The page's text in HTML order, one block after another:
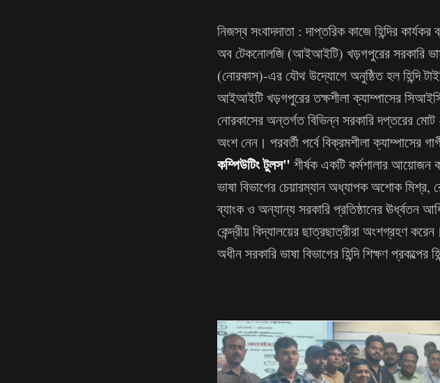
নিজস্ব সংবাদদাতা : দাপ্তরিক কাজে হিন্দির কার্যকর
অব টেকনোলজি (আইআইটি) খড়গপুরের সরকারি
(নোরকাস)-এর যৌথ উদ্যোগে অনুষ্ঠিত হল হিন্দি
আইআইটি খড়গপুরের তক্ষশীলা ক্যাম্পাসের
নোরকাসের অন্তর্গত বিভিন্ন সরকারি দপ্তরের মোট
অংশ নেন। পরবর্তী পর্বে বিক্রমশীলা ক্যাম্পাসের
কম্পিউটিং টুলস" শীর্ষক একটি কর্মশালার
ভাষা বিভাগের চেয়ারম্যান অধ্যাপক অশোক মিশ্র,
ব্যাংক ও অন্যান্য সরকারি প্রতিষ্ঠানের ঊর্ধ্বতন
কেন্দ্রীয় বিদ্যালয়ের ছাত্রছাত্রীরা অংশগ্রহণ
অধীন সরকারি ভাষা বিভাগের হিন্দি শিক্ষণ প্রকল্পের